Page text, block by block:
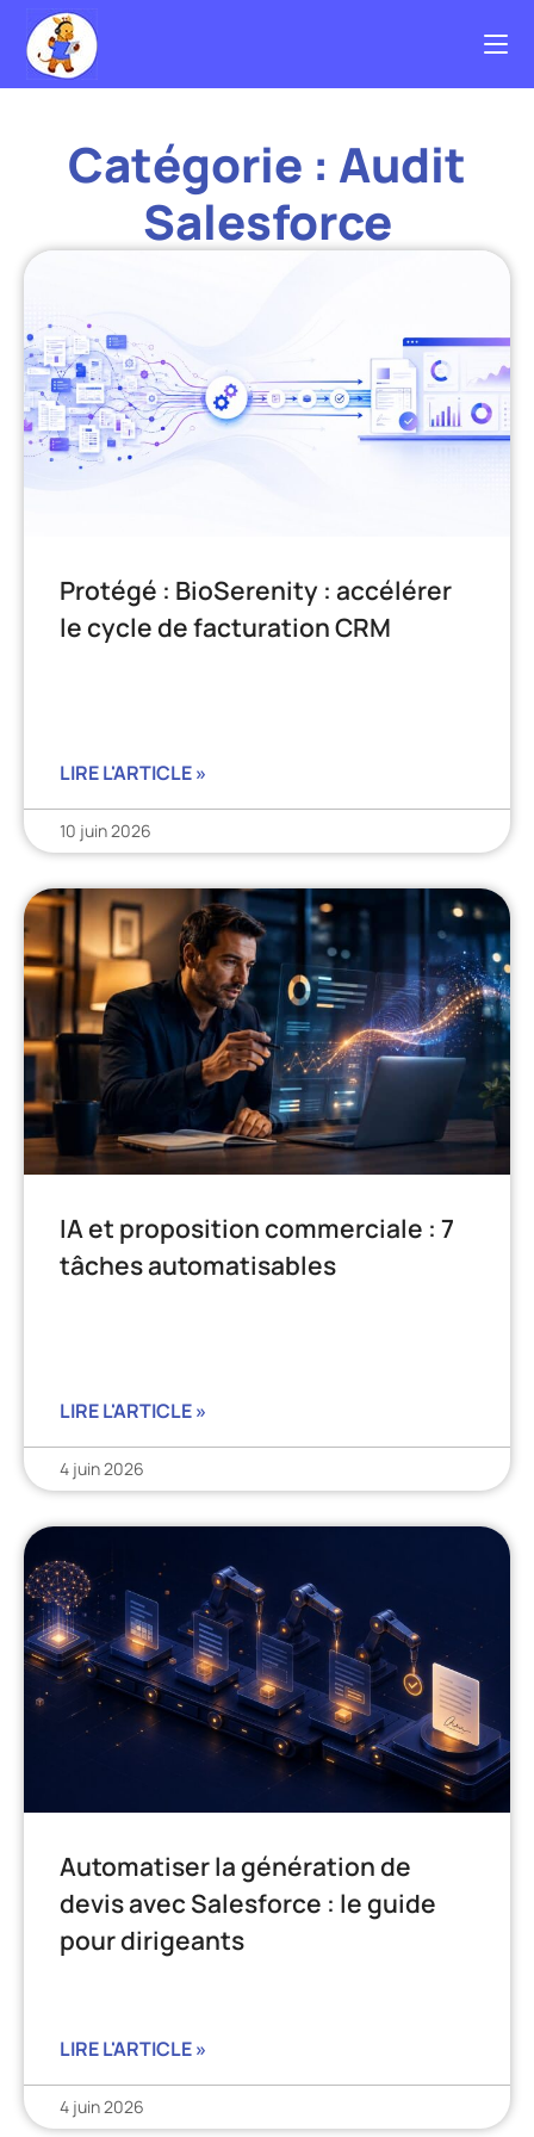
Catégorie : Audit
Salesforce
Protégé : BioSerenity : accélérer
le cycle de facturation CRM
LIRE L'ARTICLE »
10 juin 2026
IA et proposition commerciale : 7
tâches automatisables
LIRE L'ARTICLE »
4 juin 2026
Automatiser la génération de
devis avec Salesforce : le guide
pour dirigeants
LIRE L'ARTICLE »
4 juin 2026